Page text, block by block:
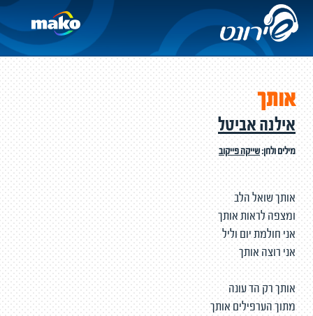
אותך
אילנה אביטל
מילים ולחן:שייקה פייקוב
אותך שואל הלב
ומצפה לראות אותך
אני חולמת יום וליל
אני רוצה אותך
אותך רק הד עונה
מתוך הערפילים אותך